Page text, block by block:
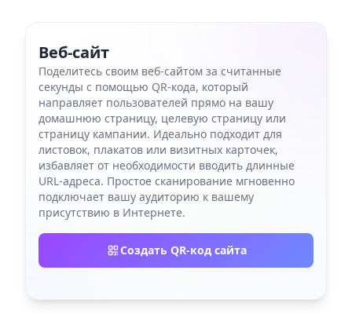
Веб-сайт
Поделитесь своим веб-сайтом за считанные
секунды с помощью QR-кода, который
направляет пользователей прямо на вашу
домашнюю страницу, целевую страницу или
страницу кампании. Идеально подходит для
листовок, плакатов или визитных карточек,
избавляет от необходимости вводить длинные
URL-адреса. Простое сканирование мгновенно
подключает вашу аудиторию к вашему
присутствию в Интернете.
Создать QR-код сайта